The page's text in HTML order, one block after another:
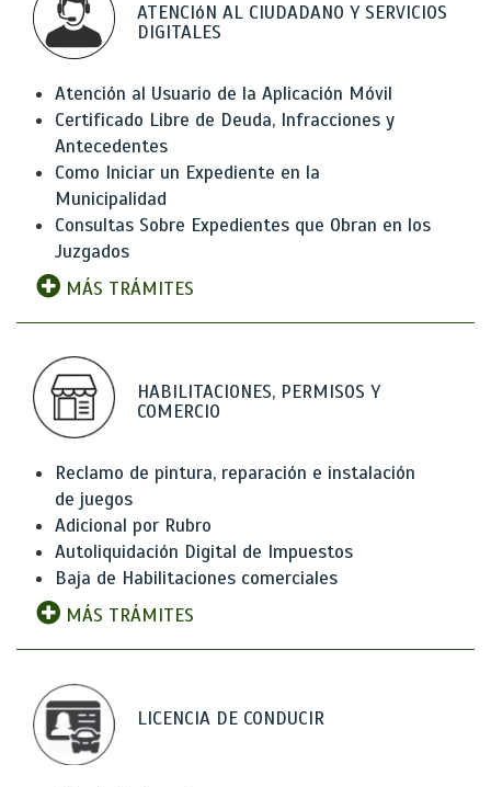
ATENCIóN AL CIUDADANO Y SERVICIOS
DIGITALES
Atención al Usuario de la Aplicación Móvil
Certificado Libre de Deuda, Infracciones y
Antecedentes
Como Iniciar un Expediente en la
Municipalidad
Consultas Sobre Expedientes que Obran en los
Juzgados
MÁS TRÁMITES
HABILITACIONES, PERMISOS Y
COMERCIO
Reclamo de pintura, reparación e instalación
de juegos
Adicional por Rubro
Autoliquidación Digital de Impuestos
Baja de Habilitaciones comerciales
MÁS TRÁMITES
LICENCIA DE CONDUCIR